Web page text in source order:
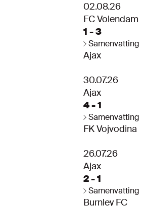
02.08.26
FC Volendam
1 - 3
Ajax
Samenvatting
30.07.26
Ajax
4 - 1
FK Vojvodina
Samenvatting
26.07.26
Ajax
2 - 1
Burnley FC
Samenvatting